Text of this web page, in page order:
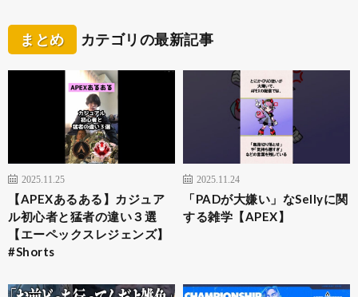
まとめ カテゴリの最新記事
2025.11.25
【APEXあるある】カジュア
ル初心者と猛者の違い３選
【エーペックスレジェンズ】
#Shorts
2025.11.24
「PADが大嫌い」なSellyに関
する雑学【APEX】